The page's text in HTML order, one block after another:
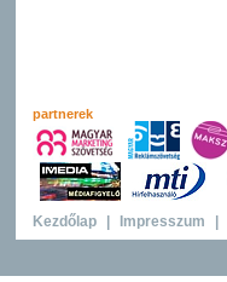
partnerek
Kezdőlap Impresszum